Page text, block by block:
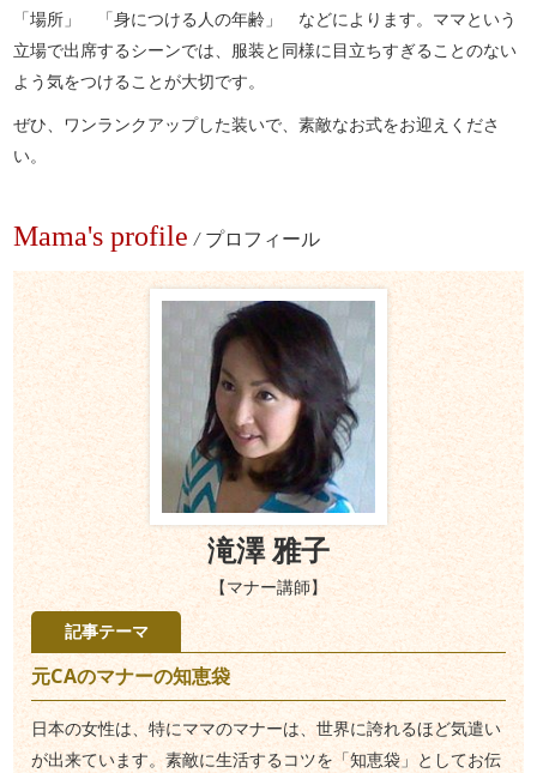
「場所」 「身につける人の年齢」 などによります。ママという
立場で出席するシーンでは、服装と同様に目立ちすぎることのない
よう気をつけることが大切です。
ぜひ、ワンランクアップした装いで、素敵なお式をお迎えくださ
い。
Mama's profile / プロフィール
滝澤 雅子
【マナー講師】
記事テーマ
元CAのマナーの知恵袋
日本の女性は、特にママのマナーは、世界に誇れるほど気遣い
が出来ています。素敵に生活するコツを「知恵袋」としてお伝